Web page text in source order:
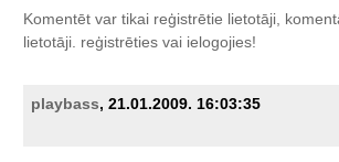
Komentēt var tikai reģistrētie lietotāji,
lietotāji. reģistrētiesvai ielogojies!
playbass, 21.01.2009. 16:03:35